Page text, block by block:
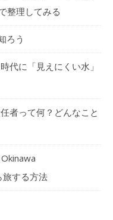
整理してみる
ろう
代に「見えにくい水」
者って何？どんなこと
する方法